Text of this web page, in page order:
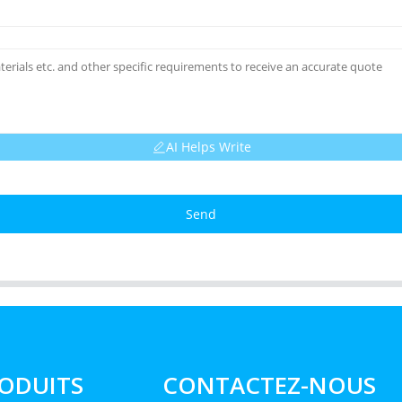
AI Helps Write
Send
CONTACTEZ-NOUS